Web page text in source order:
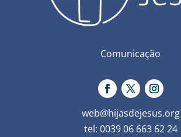
Comunicação
web@hijasdejesus.org
tel: 0039 06 663 62 24